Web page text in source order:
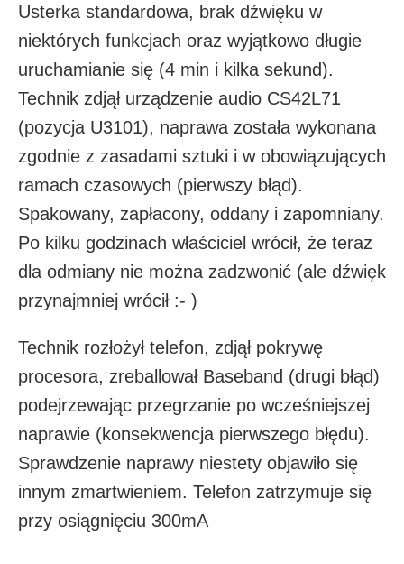
Usterka standardowa, brak dźwięku w
niektórych funkcjach oraz wyjątkowo długie
uruchamianie się (4 min i kilka sekund).
Technik zdjął urządzenie audio CS42L71
(pozycja U3101), naprawa została wykonana
zgodnie z zasadami sztuki i w obowiązujących
ramach czasowych (pierwszy błąd).
Spakowany, zapłacony, oddany i zapomniany.
Po kilku godzinach właściciel wrócił, że teraz
dla odmiany nie można zadzwonić (ale dźwięk
przynajmniej wrócił :- )
Technik rozłożył telefon, zdjął pokrywę
procesora, zreballował Baseband (drugi błąd)
podejrzewając przegrzanie po wcześniejszej
naprawie (konsekwencja pierwszego błędu).
Sprawdzenie naprawy niestety objawiło się
innym zmartwieniem. Telefon zatrzymuje się
przy osiągnięciu 300mA